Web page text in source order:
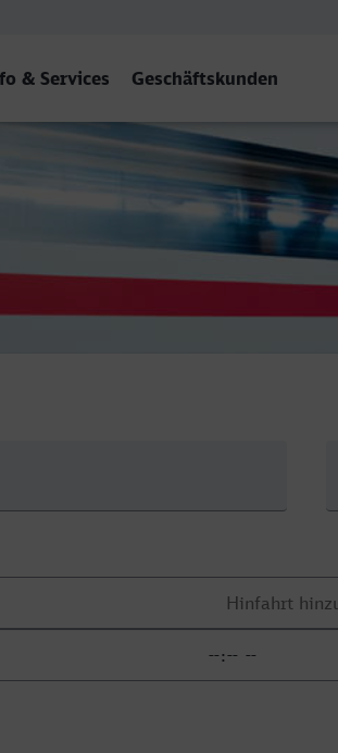
& Services Geschäftskunden
- Wolfsburg Hbf